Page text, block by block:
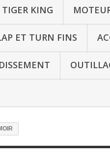
KING
ET TURN FINS